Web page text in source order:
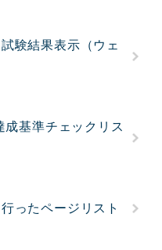
験結果表示（ウェ
成基準チェックリス
ったページリスト